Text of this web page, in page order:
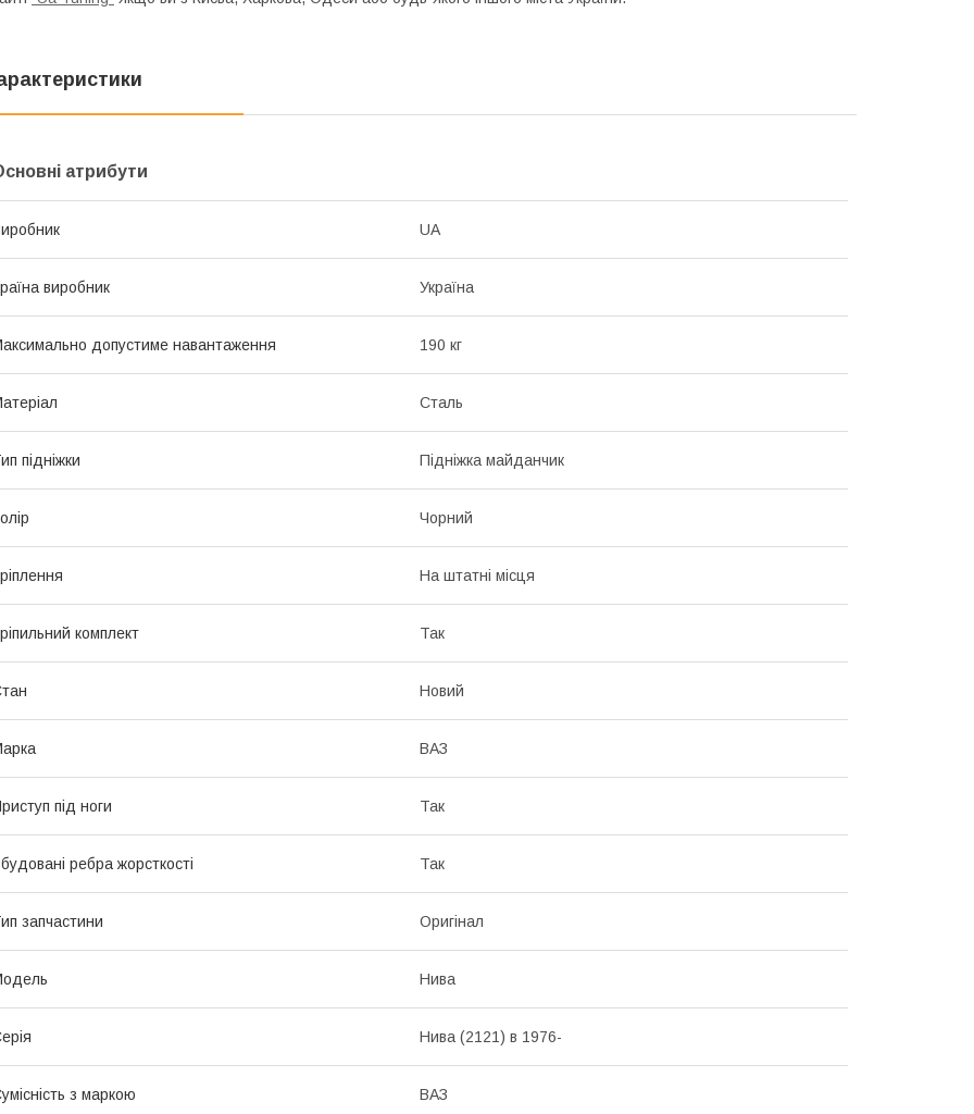
атрибути
UA
виробник Україна
допустиме навантаження 190 кг
Сталь
підніжки Підніжка майданчик
Чорний
На штатні місця
комплект Так
Новий
ВАЗ
під ноги Так
ребра жорсткості Так
запчастини Оригінал
Нива
Нива (2121) в 1976-
з маркою ВАЗ